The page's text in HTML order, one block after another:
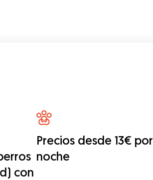
con
Precios desde 13€ por
noche